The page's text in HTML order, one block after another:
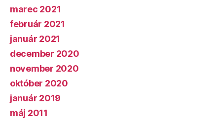
marec 2021
február 2021
január 2021
december 2020
november 2020
október 2020
január 2019
máj 2011